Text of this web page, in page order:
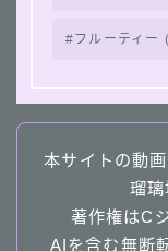
フルーティー
本サイトの動
瑠
著作権はC
AIを含む無断